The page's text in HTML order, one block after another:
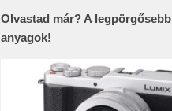
Olvastad már? A
anyagok!